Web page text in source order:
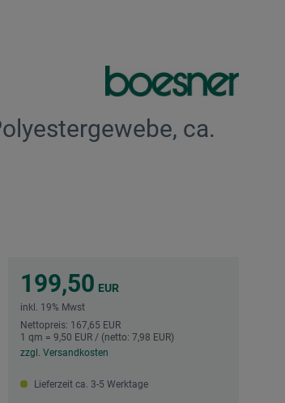
ca.
199,50 EUR
inkl. 19% Mwst
Nettopreis: 167,65 EUR
1 qm = 9,50 EUR / (netto: 7,98 EUR)
zzgl. Versandkosten
Lieferzeit ca. 3-5 Werktage